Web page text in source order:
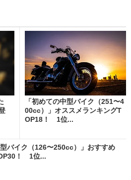
「初めての中型バイク（251〜4
00cc）」オススメランキングT
OP18！ 1位...
型バイク（126〜250cc）」おすすめ
！ 1位...